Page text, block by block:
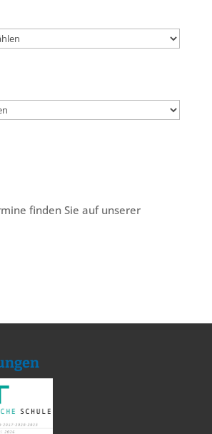
finden Sie auf unserer